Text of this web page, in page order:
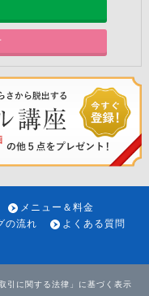
メニュー＆料金
の流れ
よくある質問
取引に関する法律」に基づく表示